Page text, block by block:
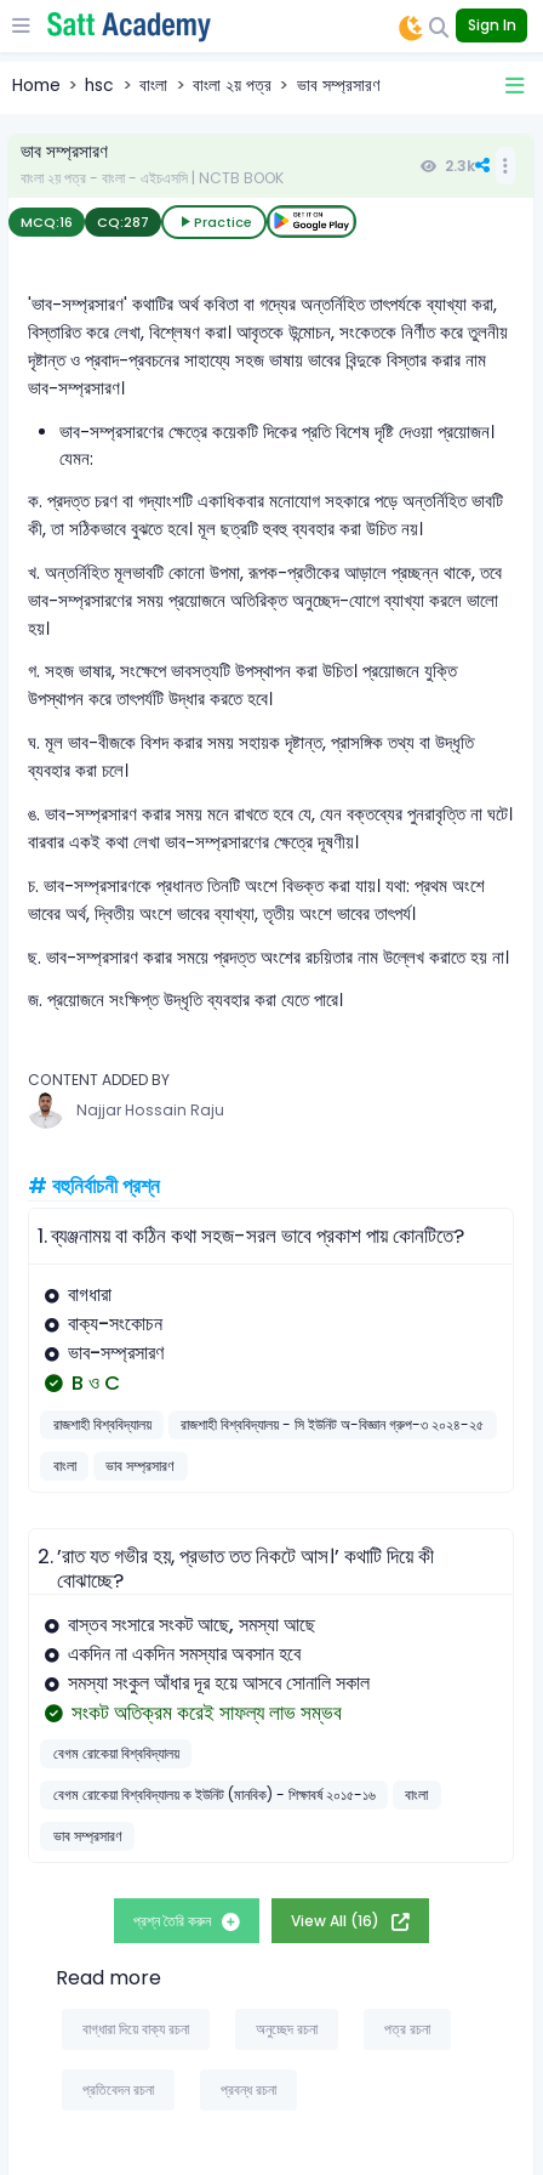
Sign In
Home hsc বাংলা বাংলা ২য় পত্র ভাব সম্প্রসারণ
ভাব সম্প্রসারণ
বাংলা ২য় পত্র - বাংলা - এইচএসসি | NCTB BOOK
2.3k
MCQ:16 CQ:287 Practice
'ভাব-সম্প্রসারণ' কথাটির অর্থ কবিতা বা গদ্যের অন্তর্নিহিত তাৎপর্যকে ব্যাখ্যা করা,
বিস্তারিত করে লেখা, বিশ্লেষণ করা। আবৃতকে উন্মোচন, সংকেতকে নির্ণীত করে তুলনীয়
দৃষ্টান্ত ও প্রবাদ-প্রবচনের সাহায্যে সহজ ভাষায় ভাবের বিন্দুকে বিস্তার করার নাম
ভাব-সম্প্রসারণ।
ভাব-সম্প্রসারণের ক্ষেত্রে কয়েকটি দিকের প্রতি বিশেষ দৃষ্টি দেওয়া প্রয়োজন।
যেমন:
ক. প্রদত্ত চরণ বা গদ্যাংশটি একাধিকবার মনোযোগ সহকারে পড়ে অন্তর্নিহিত ভাবটি
কী, তা সঠিকভাবে বুঝতে হবে। মূল ছত্রটি হুবহু ব্যবহার করা উচিত নয়।
খ. অন্তর্নিহিত মূলভাবটি কোনো উপমা, রূপক-প্রতীকের আড়ালে প্রচ্ছন্ন থাকে, তবে
ভাব-সম্প্রসারণের সময় প্রয়োজনে অতিরিক্ত অনুচ্ছেদ-যোগে ব্যাখ্যা করলে ভালো
হয়।
গ. সহজ ভাষার, সংক্ষেপে ভাবসত্যটি উপস্থাপন করা উচিত। প্রয়োজনে যুক্তি
উপস্থাপন করে তাৎপর্যটি উদ্ধার করতে হবে।
ঘ. মূল ভাব-বীজকে বিশদ করার সময় সহায়ক দৃষ্টান্ত, প্রাসঙ্গিক তথ্য বা উদ্ধৃতি
ব্যবহার করা চলে।
ঙ. ভাব-সম্প্রসারণ করার সময় মনে রাখতে হবে যে, যেন বক্তব্যের পুনরাবৃত্তি না ঘটে।
বারবার একই কথা লেখা ভাব-সম্প্রসারণের ক্ষেত্রে দূষণীয়।
চ. ভাব-সম্প্রসারণকে প্রধানত তিনটি অংশে বিভক্ত করা যায়। যথা: প্রথম অংশে
ভাবের অর্থ, দ্বিতীয় অংশে ভাবের ব্যাখ্যা, তৃতীয় অংশে ভাবের তাৎপর্য।
ছ. ভাব-সম্প্রসারণ করার সময়ে প্রদত্ত অংশের রচয়িতার নাম উল্লেখ করাতে হয় না।
জ. প্রয়োজনে সংক্ষিপ্ত উদ্ধৃতি ব্যবহার করা যেতে পারে।
CONTENT ADDED BY
Najjar Hossain Raju
# বহুনির্বাচনী প্রশ্ন
1.ব্যঞ্জনাময় বা কঠিন কথা সহজ-সরল ভাবে প্রকাশ পায় কোনটিতে?
বাগধারা
বাক্য-সংকোচন
ভাব-সম্প্রসারণ
B ও C
রাজশাহী বিশ্ববিদ্যালয়
রাজশাহী বিশ্ববিদ্যালয় - সি ইউনিট অ-বিজ্ঞান গ্রুপ-৩ ২০২৪-২৫
বাংলা
ভাব সম্প্রসারণ
2.’রাত যত গভীর হয়, প্রভাত তত নিকটে আস।’ কথাটি দিয়ে কী
বোঝাচ্ছে?
বাস্তব সংসারে সংকট আছে, সমস্যা আছে
একদিন না একদিন সমস্যার অবসান হবে
সমস্যা সংকুল আঁধার দূর হয়ে আসবে সোনালি সকাল
সংকট অতিক্রম করেই সাফল্য লাভ সম্ভব
বেগম রোকেয়া বিশ্ববিদ্যালয়
বেগম রোকেয়া বিশ্ববিদ্যালয় ক ইউনিট (মানবিক) - শিক্ষাবর্ষ ২০১৫-১৬
বাংলা
ভাব সম্প্রসারণ
প্রশ্ন তৈরি করুন View All (16)
Read more
বাগ্‌ধারা দিয়ে বাক্য রচনা অনুচ্ছেদ রচনা পত্র রচনা
প্রতিবেদন রচনা প্রবন্ধ রচনা